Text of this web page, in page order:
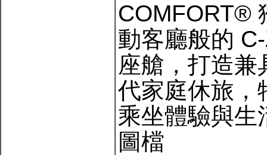
COMFORT®
動客廳般的
座艙，打造
代家庭休旅，
乘坐體驗與生
圖檔